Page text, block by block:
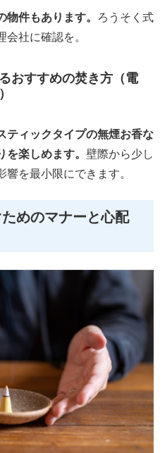
件もあります。 ろうそく式
社に確認を。
おすすめの焚き方（電
ティックタイプの無煙お香な
を楽しめます。 壁際から少し
を最小限にできます。
めのマナーと心配